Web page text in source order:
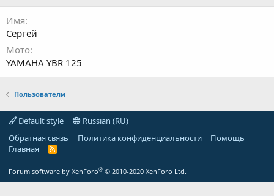
Имя
Сергей
Мото
YAMAHA YBR 125
Пользователи
Default style
Russian (RU)
Обратная связь
Политика конфиденциальности
Помощь
Главная
R
Forum software by XenForo® © 2010-2020 XenForo Ltd.